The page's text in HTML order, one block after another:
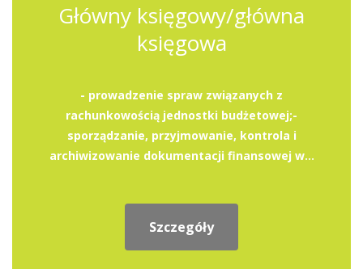
Główny księgowy/główna
księgowa
- prowadzenie spraw związanych z
rachunkowością jednostki budżetowej;-
sporządzanie, przyjmowanie, kontrola i
archiwizowanie dokumentacji finansowej w...
Szczegóły